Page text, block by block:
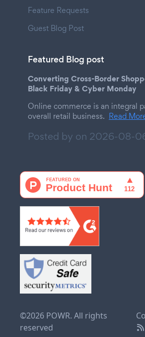
Feature Requests
Guest Blog Post
Featured Blog post
Converting Cross-Border
Black Friday & Cyber Monday
Online commerce is an integral
overall retail business. Read
Posted by on 2026-08-
©2026 POWR. All rights
reserved